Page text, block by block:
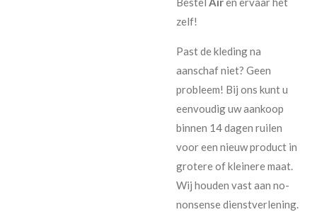
zelf!
Past de kleding na
aanschaf niet? Geen
probleem! Bij ons kunt u
eenvoudig uw aankoop
binnen 14 dagen ruilen
voor een nieuw product in
grotere of kleinere maat.
Wij houden vast aan no-
nonsense dienstverlening.